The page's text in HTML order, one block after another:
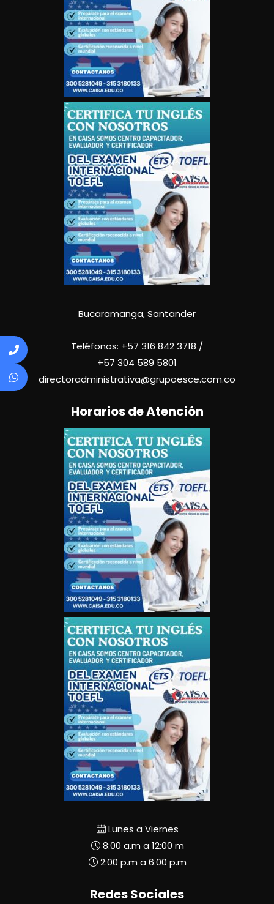
Bucaramanga, Santander
Teléfonos: +57 316 842 3718 /
+57 304 589 5801
directoradministrativa@grupoesce.com.co
Horarios de Atención
Lunes a Viernes
8:00 a.m a 12:00 m
2:00 p.m a 6:00 p.m
Redes Sociales